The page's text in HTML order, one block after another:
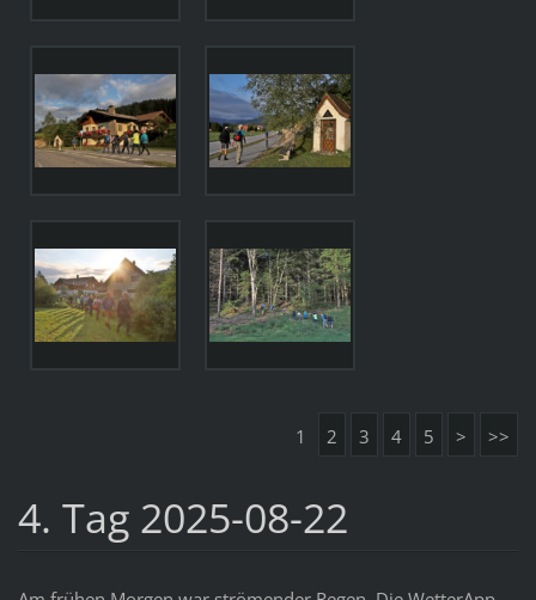
1 2 3 4 5 > >>
4. Tag 2025-08-22